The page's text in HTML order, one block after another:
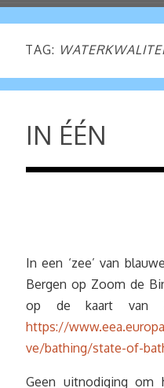
TAG:
IN ÉÉN
In een ‘zee’ van
Bergen op Zoom de
op de kaart van
https://
ve/bathing/state-of-
Geen uitnodiging